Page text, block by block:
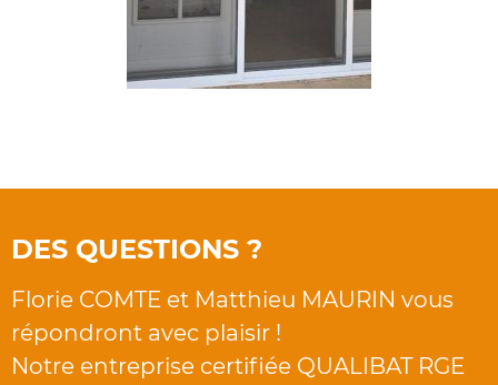
DES QUESTIONS ?
Florie COMTE et Matthieu MAURIN vous
répondront avec plaisir !
Notre entreprise certifiée QUALIBAT RGE